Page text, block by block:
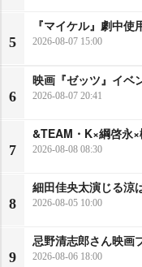
5
『マイケル』劇中使
2026-08-07 15:00
6
映画『ゼッツ』イベ
2026-08-07 20:41
7
&TEAM・K×綱啓永×
2026-08-08 08:30
8
細田佳央太演じる涼
2026-08-05 10:00
9
忌野清志郎さん映画
2026-08-06 18:00